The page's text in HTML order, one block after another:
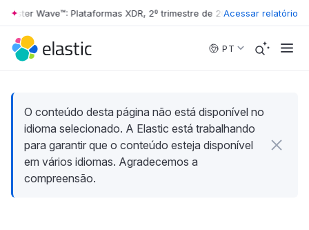
Skip to main content
Wave™: Plataformas XDR, 2º trimestre de 2026 • The Forrester
Acessar relatório
PT
O conteúdo desta página não está disponível no
idioma selecionado. A Elastic está trabalhando
para garantir que o conteúdo esteja disponível
em vários idiomas. Agradecemos a
compreensão.